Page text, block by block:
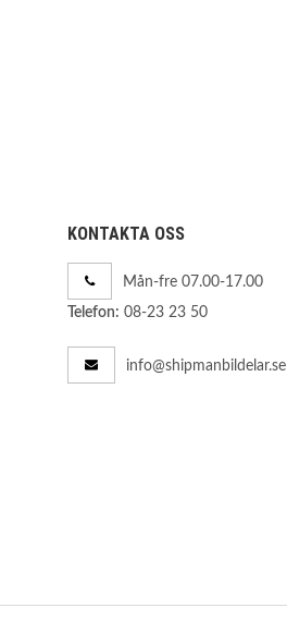
KONTAKTA OSS
Mån-fre 07.00-17.00
Telefon: 08-23 23 50
info@shipmanbildelar.se